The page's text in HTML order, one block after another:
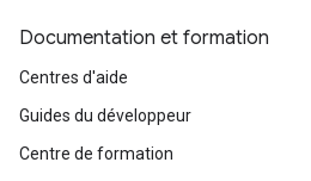
Documentation et formation
Centres d'aide
Guides du développeur
Centre de formation